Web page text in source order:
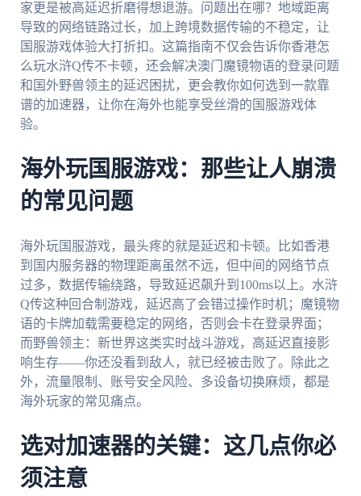
家更是被高延迟折磨得想退游。问题出在哪？地域距离
导致的网络链路过长，加上跨境数据传输的不稳定，让
国服游戏体验大打折扣。这篇指南不仅会告诉你香港怎
么玩水浒Q传不卡顿，还会解决澳门魔镜物语的登录问题
和国外野兽领主的延迟困扰，更会教你如何选到一款靠
谱的加速器，让你在海外也能享受丝滑的国服游戏体
验。
海外玩国服游戏：那些让人崩溃
的常见问题
海外玩国服游戏，最头疼的就是延迟和卡顿。比如香港
到国内服务器的物理距离虽然不远，但中间的网络节点
过多，数据传输绕路，导致延迟飙升到100ms以上。水浒
Q传这种回合制游戏，延迟高了会错过操作时机；魔镜物
语的卡牌加载需要稳定的网络，否则会卡在登录界面；
而野兽领主：新世界这类实时战斗游戏，高延迟直接影
响生存——你还没看到敌人，就已经被击败了。除此之
外，流量限制、账号安全风险、多设备切换麻烦，都是
海外玩家的常见痛点。
选对加速器的关键：这几点你必
须注意